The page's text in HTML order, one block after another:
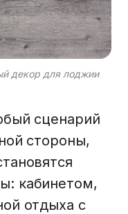
декор для лоджии
сценарий
стороны,
кабинетом,
отдыха с